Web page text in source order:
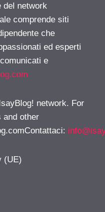
del network
comprende siti
che
ed esperti
e
network. For
and other
:
(UE)